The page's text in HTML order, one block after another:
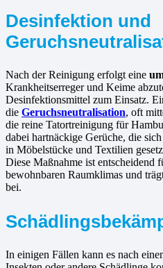
Desinfektion und
Nach der Reinigung erfolgt eine
Krankheitserreger und Keime
Desinfektionsmittel zum Einsatz.
die Geruchsneutralisation, oft
die reine Tatortreinigung für
dabei hartnäckige Gerüche, die
in Möbelstücke und Textilien
Diese Maßnahme ist entscheidend
bewohnbaren Raumklimas und
bei.
In einigen Fällen kann es nach